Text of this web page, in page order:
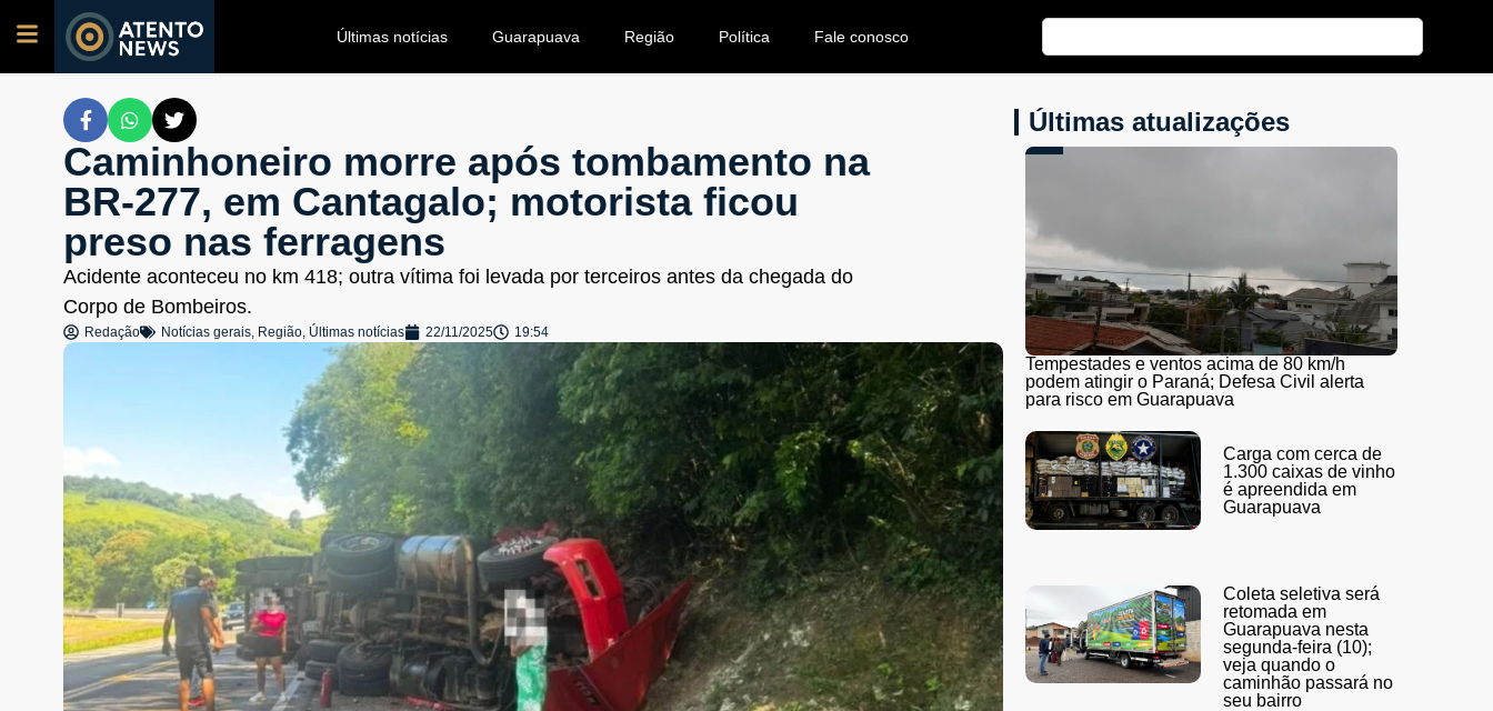
Últimas notícias Guarapuava Região Política Fale conosco
Caminhoneiro morre após tombamento na
BR-277, em Cantagalo; motorista ficou
preso nas ferragens
Acidente aconteceu no km 418; outra vítima foi levada por terceiros antes da chegada do
Corpo de Bombeiros.
Redação Notícias gerais, Região, Últimas notícias 22/11/2025 19:54
Últimas atualizações
Tempestades e ventos acima de 80 km/h
podem atingir o Paraná; Defesa Civil alerta
para risco em Guarapuava
Carga com cerca de
1.300 caixas de vinho
é apreendida em
Guarapuava
Coleta seletiva será
retomada em
Guarapuava nesta
segunda-feira (10);
veja quando o
caminhão passará no
seu bairro